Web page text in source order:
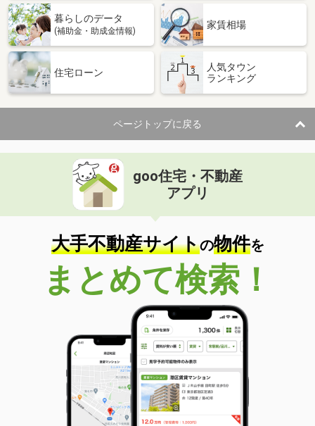
暮らしのデータ
(補助金・助成金情報)
家賃相場
住宅ローン
人気タウン
ランキング
ページトップに戻る
goo住宅・不動産
アプリ
大手不動産サイトの物件を
まとめて検索！